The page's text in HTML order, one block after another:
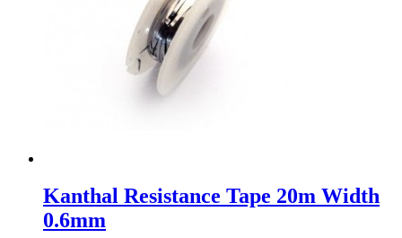
Kanthal Resistance Tape 20m Width
0.6mm